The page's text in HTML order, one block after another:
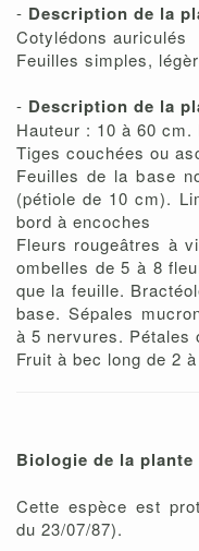
- Description de la
Cotylédons auriculés
Feuilles simples,
- Description de la
Hauteur : 10 à 60
Tiges couchées ou
Feuilles de la base
(pétiole de 10 cm).
bord à encoches
Fleurs rougeâtres à
ombelles de 5 à 8
que la feuille.
base. Sépales
à 5 nervures. Pétales
Fruit à bec long de 2
Biologie de la plante
Cette espèce est
du 23/07/87).